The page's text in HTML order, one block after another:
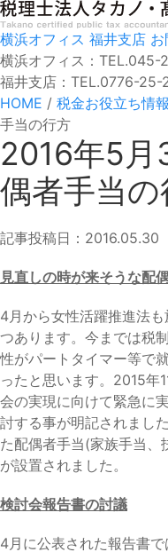
横浜オフィス 福井支店
横浜オフィス：
福井支店：TEL.0776-
HOME / 税金お役立ち情報
手当の行方
2016年5
偶者手当の
記事投稿日：2016.05.30
見直しの時が来そうな配
4月から女性活躍推進法
つあります。今までは税
性がパートタイマー等で
ったと思います。2015年
会の実現に向けて緊急に
討する事が明記されまし
た配偶者手当(家族手当、
が設置されました。
検討会報告書の討議
4月に公表された報告書で